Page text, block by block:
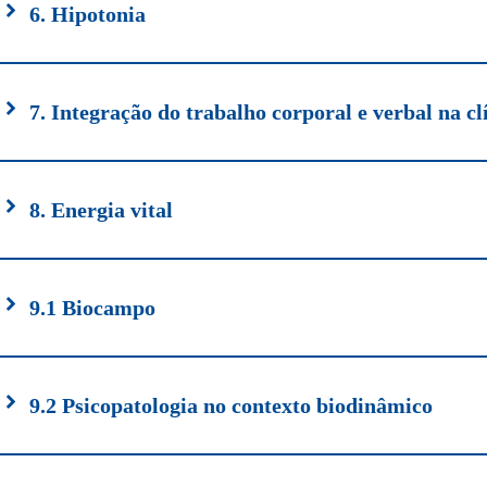
6. Hipotonia
7. Integração do trabalho corporal e verbal na
8. Energia vital
9.1 Biocampo
9.2 Psicopatologia no contexto biodinâmico